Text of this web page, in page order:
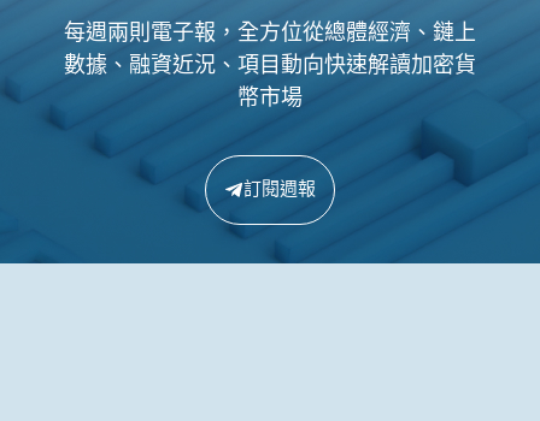
每週兩則電子報，全方位從總體經濟、鏈上
數據、融資近況、項目動向快速解讀加密貨
幣市場
訂閱週報